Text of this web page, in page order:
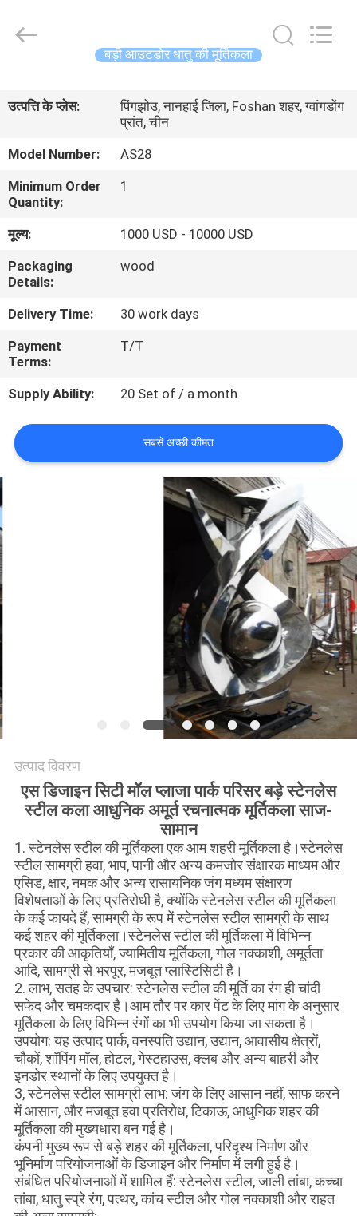
वीडियो
हमारे
बारे
कारखाने
दौरा
गुणवत्ता
नियंत्रण
हमसे
संपर्क
करें
समाचार
मामले
उद्धरण
मांगें
PRIVACY
POLICY
Crafts
Developed
by
बड़ी आउटडोर धातु की मूर्तिकला
उत्पत्ति के प्लेस:
पिंगझोउ, नानहाई जिला, Foshan शहर, ग्वांगडोंग
प्रांत, चीन
Model Number:
AS28
Minimum Order
Quantity:
1
मूल्य:
1000 USD - 10000 USD
Packaging
Details:
wood
Delivery Time:
30 work days
Payment
Terms:
T/T
Supply Ability: 20 Set of / a month
सबसे अच्छी कीमत
उत्पाद विवरण
एस डिजाइन सिटी मॉल प्लाजा पार्क परिसर बड़े स्टेनलेस
स्टील कला आधुनिक अमूर्त रचनात्मक मूर्तिकला साज-
सामान
1. स्टेनलेस स्टील की मूर्तिकला एक आम शहरी मूर्तिकला है।स्टेनलेस
स्टील सामग्री हवा, भाप, पानी और अन्य कमजोर संक्षारक माध्यम और
एसिड, क्षार, नमक और अन्य रासायनिक जंग मध्यम संक्षारण
विशेषताओं के लिए प्रतिरोधी है, क्योंकि स्टेनलेस स्टील की मूर्तिकला
के कई फायदे हैं, सामग्री के रूप में स्टेनलेस स्टील सामग्री के साथ
कई शहर की मूर्तिकला।स्टेनलेस स्टील की मूर्तिकला में विभिन्न
प्रकार की आकृतियाँ, ज्यामितीय मूर्तिकला, गोल नक्काशी, अमूर्तता
आदि, सामग्री से भरपूर, मजबूत प्लास्टिसिटी है।
2. लाभ, सतह के उपचार: स्टेनलेस स्टील की मूर्ति का रंग ही चांदी
सफेद और चमकदार है।आम तौर पर कार पेंट के लिए मांग के अनुसार
मूर्तिकला के लिए विभिन्न रंगों का भी उपयोग किया जा सकता है।
उपयोग: यह उत्पाद पार्क, वनस्पति उद्यान, उद्यान, आवासीय क्षेत्रों,
चौकों, शॉपिंग मॉल, होटल, गेस्टहाउस, क्लब और अन्य बाहरी और
इनडोर स्थानों के लिए उपयुक्त है।
3, स्टेनलेस स्टील सामग्री लाभ: जंग के लिए आसान नहीं, साफ करने
में आसान, और मजबूत हवा प्रतिरोध, टिकाऊ, आधुनिक शहर की
मूर्तिकला की मुख्यधारा बन गई है।
कंपनी मुख्य रूप से बड़े शहर की मूर्तिकला, परिदृश्य निर्माण और
भूनिर्माण परियोजनाओं के डिजाइन और निर्माण में लगी हुई है।
संबंधित परियोजनाओं में शामिल हैं: स्टेनलेस स्टील, जाली तांबा, कच्चा
तांबा, धातु स्प्रे रंग, पत्थर, कांच स्टील और गोल नक्काशी और राहत